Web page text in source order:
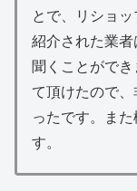
とで、リショッ
紹介された業
聞くことがで
て頂けたので
ったです。ま
す。